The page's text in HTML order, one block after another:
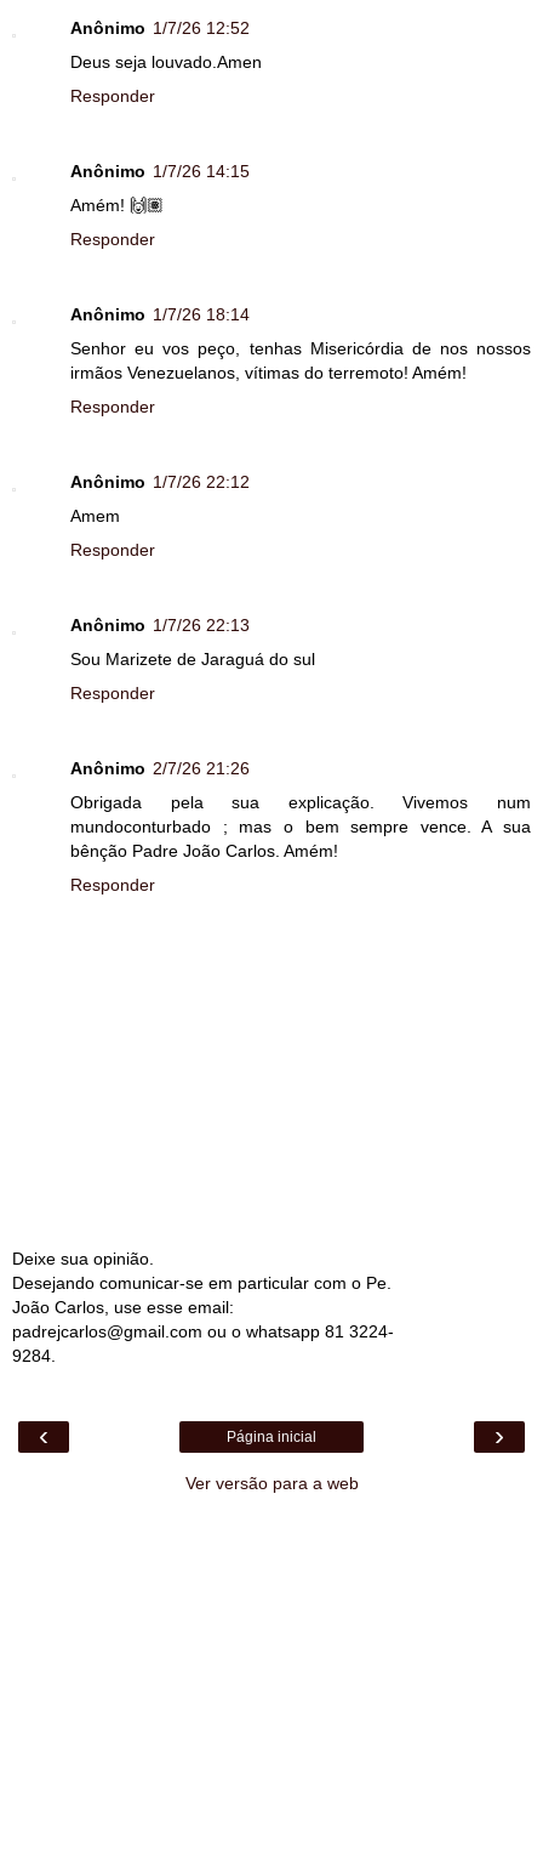
Anônimo 1/7/26 12:52
Deus seja louvado.Amen
Responder
Anônimo 1/7/26 14:15
Amém! 🙌🏽
Responder
Anônimo 1/7/26 18:14
Senhor eu vos peço, tenhas Misericórdia de nos nossos
irmãos Venezuelanos, vítimas do terremoto! Amém!
Responder
Anônimo 1/7/26 22:12
Amem
Responder
Anônimo 1/7/26 22:13
Sou Marizete de Jaraguá do sul
Responder
Anônimo 2/7/26 21:26
Obrigada pela sua explicação. Vivemos num
mundoconturbado ; mas o bem sempre vence. A sua
bênção Padre João Carlos. Amém!
Responder
Deixe sua opinião.
Desejando comunicar-se em particular com o Pe.
João Carlos, use esse email:
padrejcarlos@gmail.com ou o whatsapp 81 3224-
9284.
‹ ›
Página inicial
Ver versão para a web